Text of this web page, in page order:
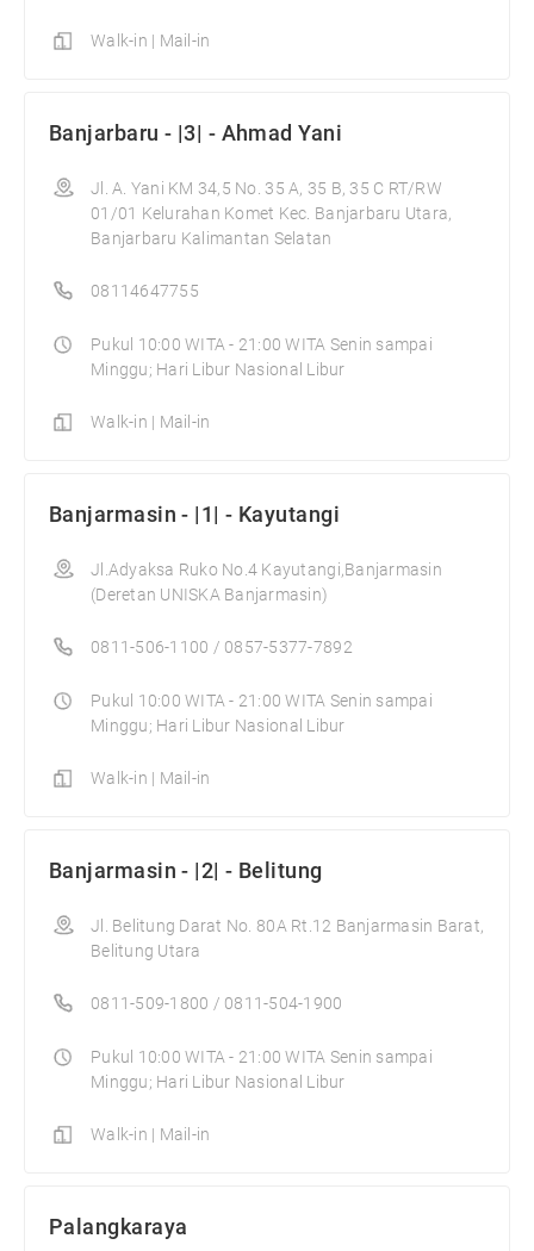
Walk-in | Mail-in
Banjarbaru - |3| - Ahmad Yani
Jl. A. Yani KM 34,5 No. 35 A, 35 B, 35 C RT/RW
01/01 Kelurahan Komet Kec. Banjarbaru Utara,
Banjarbaru Kalimantan Selatan
08114647755
Pukul 10:00 WITA - 21:00 WITA Senin sampai
Minggu; Hari Libur Nasional Libur
Walk-in | Mail-in
Banjarmasin - |1| - Kayutangi
Jl.Adyaksa Ruko No.4 Kayutangi,Banjarmasin
(Deretan UNISKA Banjarmasin)
0811-506-1100 / 0857-5377-7892
Pukul 10:00 WITA - 21:00 WITA Senin sampai
Minggu; Hari Libur Nasional Libur
Walk-in | Mail-in
Banjarmasin - |2| - Belitung
Jl. Belitung Darat No. 80A Rt.12 Banjarmasin Barat,
Belitung Utara
0811-509-1800 / 0811-504-1900
Pukul 10:00 WITA - 21:00 WITA Senin sampai
Minggu; Hari Libur Nasional Libur
Walk-in | Mail-in
Palangkaraya